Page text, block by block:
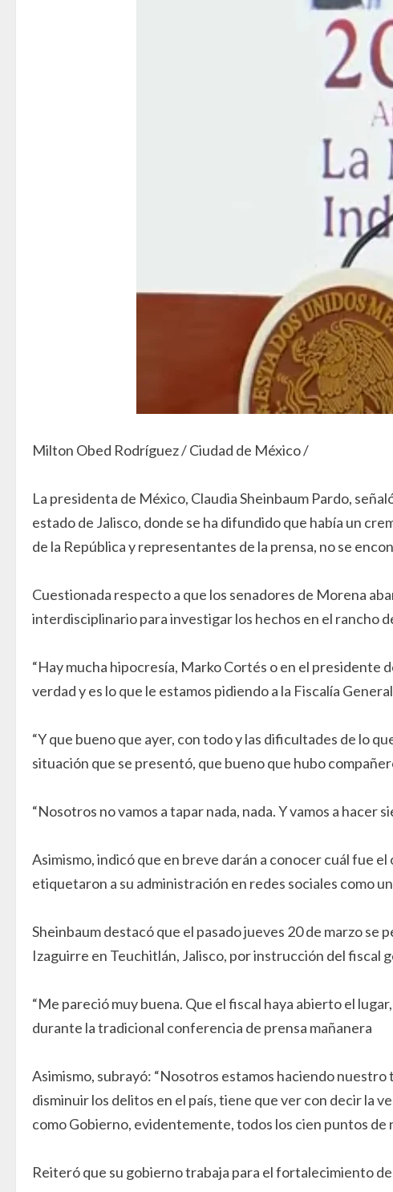
Milton Obed Rodríguez / Ciudad de México /
La presidenta de México, Claudia Sheinbaum Pardo,
estado de Jalisco, donde se ha difundido que había un
de la República y representantes de la prensa, no se
Cuestionada respecto a que los senadores de Morena
interdisciplinario para investigar los hechos en el rancho
“Hay mucha hipocresía, Marko Cortés o en el presidente
verdad y es lo que le estamos pidiendo a la Fiscalía
“Y que bueno que ayer, con todo y las dificultades de lo
situación que se presentó, que bueno que hubo
“Nosotros no vamos a tapar nada, nada. Y vamos a hacer
Asimismo, indicó que en breve darán a conocer cuál fue
etiquetaron a su administración en redes sociales como
Sheinbaum destacó que el pasado jueves 20 de marzo
Izaguirre en Teuchitlán, Jalisco, por instrucción del fiscal
“Me pareció muy buena. Que el fiscal haya abierto el
durante la tradicional conferencia de prensa mañanera
Asimismo, subrayó: “Nosotros estamos haciendo
disminuir los delitos en el país, tiene que ver con decir la
como Gobierno, evidentemente, todos los cien puntos
Reiteró que su gobierno trabaja para el fortalecimiento